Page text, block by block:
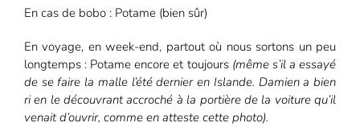
En cas de bobo : Potame (bien sûr)
En voyage, en week-end, partout où nous sortons un peu
longtemps : Potame encore et toujours (même s’il a essayé
de se faire la malle l’été dernier en Islande. Damien a bien
ri en le découvrant accroché à la portière de la voiture qu’il
venait d’ouvrir, comme en atteste cette photo).